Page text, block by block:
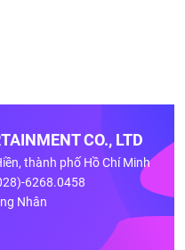
CO., LTD
thành phố Hồ Chí Minh
6268.0458
Nhân